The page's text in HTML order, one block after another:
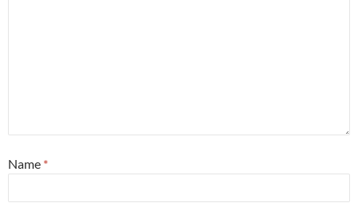
Name *